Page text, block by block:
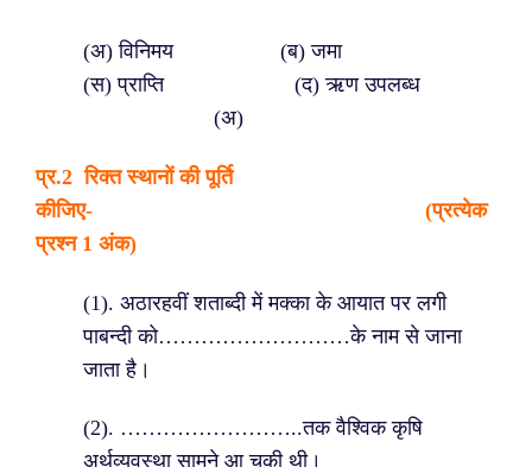
(अ) विनिमय (ब) जमा
(स) प्राप्ति (द) ऋण उपलब्ध
(अ)
प्र.2 रिक्त स्थानों की पूर्ति
कीजिए- (प्रत्येक
प्रश्न 1 अंक)
(1). अठारहवीं शताब्दी में मक्का के आयात पर लगी
पाबन्दी को………………………के नाम से जाना
जाता है।
(2). ……………………..तक वैश्विक कृषि
अर्थव्यवस्था सामने आ चुकी थी।